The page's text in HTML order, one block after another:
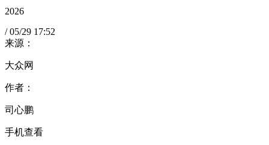
2026
/ 05/29 17:52
来源：
大众网
作者：
司心鹏
手机查看